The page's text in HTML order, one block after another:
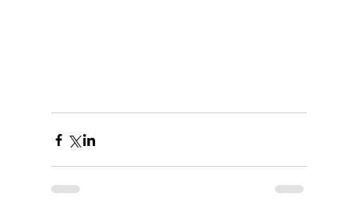
1분 분량